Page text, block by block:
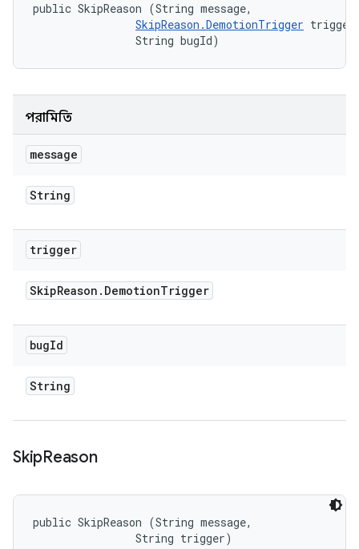
public SkipReason (String message,
SkipReason.DemotionTrigger
                String bugId)
পরামিতি
message
String
trigger
SkipReason . DemotionTrigger
bugId
String
SkipReason
public SkipReason (String message,
                String trigger)